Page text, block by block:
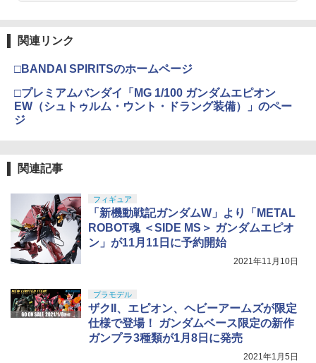
関連リンク
□BANDAI SPIRITSのホームページ
□プレミアムバンダイ「MG 1/100 ガンダムエピオン
EW（シュトゥルム・ウント・ドラング装備）」のペー
ジ
関連記事
フィギュア
「新機動戦記ガンダムW」より「METAL
ROBOT魂 ＜SIDE MS＞ ガンダムエピオ
ン」が11月11日に予約開始
2021年11月10日
プラモデル
ザクII、エピオン、ヘビーアームズが限定
仕様で登場！ ガンダムベース限定の新作
ガンプラ3種類が1月8日に発売
2021年1月5日